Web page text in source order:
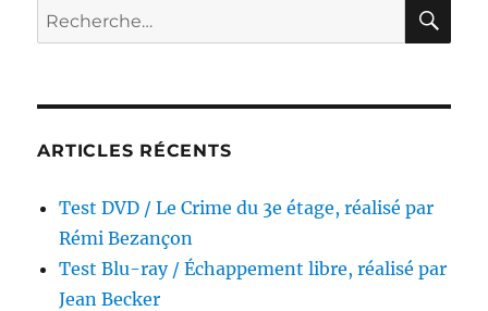
de
Burt
Kennedy
Recherche
pour :
ARTICLES RÉCENTS
Test DVD / Le Crime du 3e étage, réalisé par
Rémi Bezançon
Test Blu-ray / Échappement libre, réalisé par
Jean Becker